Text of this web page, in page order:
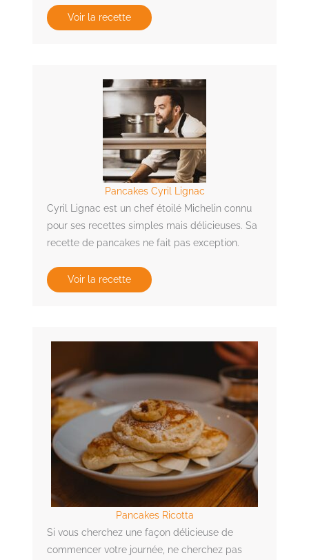
Voir la recette
Pancakes Cyril Lignac
Cyril Lignac est un chef étoilé Michelin connu
pour ses recettes simples mais délicieuses. Sa
recette de pancakes ne fait pas exception.
Voir la recette
Pancakes Ricotta
Si vous cherchez une façon délicieuse de
commencer votre journée, ne cherchez pas